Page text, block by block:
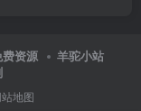
资源
羊驼小站
站地图